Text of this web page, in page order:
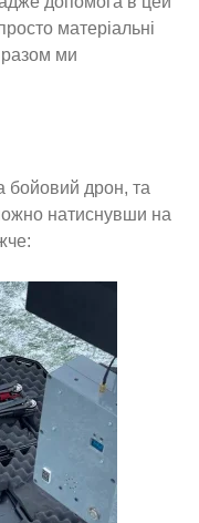
матеріальні
разом ми
бойовий дрон, та
натиснувши на